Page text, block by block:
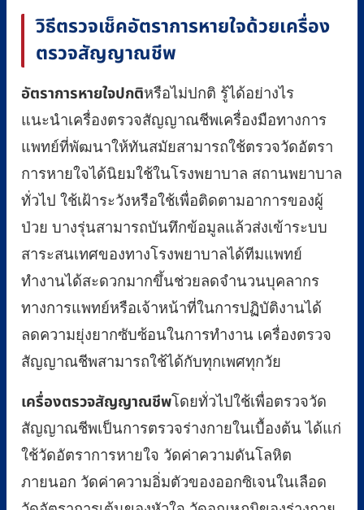
วิธีตรวจเช็คอัตราการหายใจด้วยเครื่อง
ตรวจสัญญาณชีพ
อัตราการหายใจปกติหรือไม่ปกติ รู้ได้อย่างไร
แนะนำเครื่องตรวจสัญญาณชีพเครื่องมือทางการ
แพทย์ที่พัฒนาให้ทันสมัยสามารถใช้ตรวจวัดอัตรา
การหายใจได้นิยมใช้ในโรงพยาบาล สถานพยาบาล
ทั่วไป ใช้เฝ้าระวังหรือใช้เพื่อติดตามอาการของผู้
ป่วย บางรุ่นสามารถบันทึกข้อมูลแล้วส่งเข้าระบบ
สาระสนเทศของทางโรงพยาบาลได้ทีมแพทย์
ทำงานได้สะดวกมากขึ้นช่วยลดจำนวนบุคลากร
ทางการแพทย์หรือเจ้าหน้าที่ในการปฏิบัติงานได้
ลดความยุ่งยากซับซ้อนในการทำงาน เครื่องตรวจ
สัญญาณชีพสามารถใช้ได้กับทุกเพศทุกวัย
เครื่องตรวจสัญญาณชีพโดยทั่วไปใช้เพื่อตรวจวัด
สัญญาณชีพเป็นการตรวจร่างกายในเบื้องต้น ได้แก่
ใช้วัดอัตราการหายใจ วัดค่าความดันโลหิต
ภายนอก วัดค่าความอิ่มตัวของออกซิเจนในเลือด